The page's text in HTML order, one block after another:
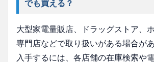
でも買える？
大型家電量販店、ドラッグストア、
専門店などで取り扱いがある場合が
入手するには、各店舗の在庫検索や